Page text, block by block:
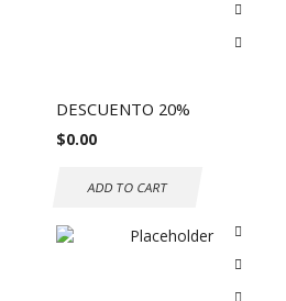
DESCUENTO 20%
$0.00
ADD TO CART